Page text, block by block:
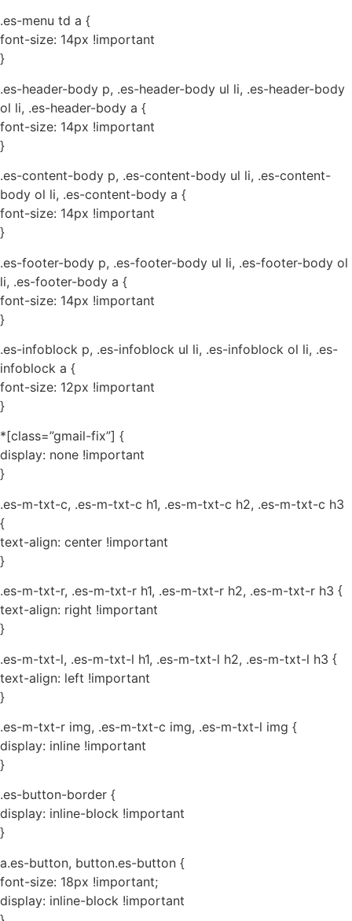
.es-menu td a {
font-size: 14px !important
}
.es-header-body p, .es-header-body ul li, .es-header-body
ol li, .es-header-body a {
font-size: 14px !important
}
.es-content-body p, .es-content-body ul li, .es-content-
body ol li, .es-content-body a {
font-size: 14px !important
}
.es-footer-body p, .es-footer-body ul li, .es-footer-body ol
li, .es-footer-body a {
font-size: 14px !important
}
.es-infoblock p, .es-infoblock ul li, .es-infoblock ol li, .es-
infoblock a {
font-size: 12px !important
}
*[class=”gmail-fix”] {
display: none !important
}
.es-m-txt-c, .es-m-txt-c h1, .es-m-txt-c h2, .es-m-txt-c h3
{
text-align: center !important
}
.es-m-txt-r, .es-m-txt-r h1, .es-m-txt-r h2, .es-m-txt-r h3 {
text-align: right !important
}
.es-m-txt-l, .es-m-txt-l h1, .es-m-txt-l h2, .es-m-txt-l h3 {
text-align: left !important
}
.es-m-txt-r img, .es-m-txt-c img, .es-m-txt-l img {
display: inline !important
}
.es-button-border {
display: inline-block !important
}
a.es-button, button.es-button {
font-size: 18px !important;
display: inline-block !important